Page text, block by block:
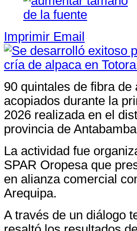
Imprimir Email
90 quintales de fibra
acopiados durante la
2026 realizada en el
provincia de
La actividad fue
SPAR Oropesa que
en alianza comercial
Arequipa.
A través de un diálogo